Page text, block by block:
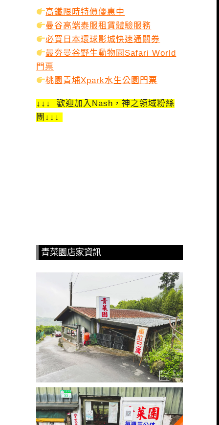
高鐵限時特價優惠中
曼谷高端泰服租賃體驗服務
必買日本環球影城快速通關券
最夯曼谷野生動物園Safari World
門票
桃園青埔Xpark水生公園門票
↓↓↓ 歡迎加入Nash，神之領域粉絲
團↓↓↓
青菜園店家資訊